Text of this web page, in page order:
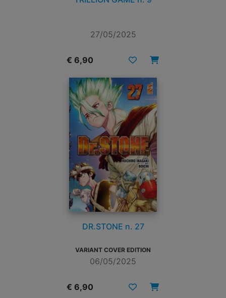
27/05/2025
€ 6,90
DR.STONE n. 27
VARIANT COVER EDITION
06/05/2025
€ 6,90